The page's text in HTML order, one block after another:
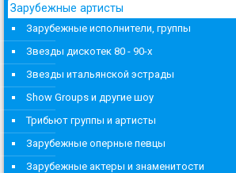
Зарубежные артисты
Зарубежные исполнители, группы
Звезды дискотек 80 - 90-х
Звезды итальянской эстрады
Show Groups и другие шоу
Трибьют группы и артисты
Зарубежные оперные певцы
Зарубежные актеры и знаменитости